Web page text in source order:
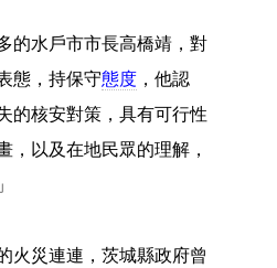
的水戶市市長高橋靖，對
態，持保守態度，他認
的核安對策，具有可行性
，以及在地民眾的理解，
火災連連，茨城縣政府曾